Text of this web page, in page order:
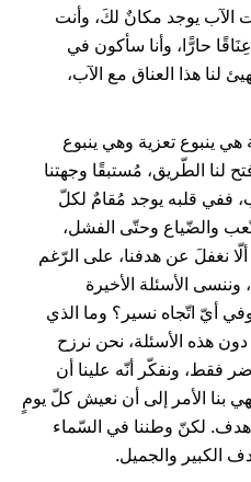
الآب يوجد مكانٌ لكَ، وأنت
حارًّا، وأنا سأكون في
لنا هذا العناق مع الآب،
هي ينبوع تعزية وهي ينبوع
لنا الطّريق، مُستبقًا وجهتنا
ففي قلبه يوجد مُقامٌ لكلّ
والضّياع وحتّى الفشل،
ألّا نغفلَ عن هدفنا، على الرّغم
وننسى الأسئلة الأخيرة
أيّ اتّجاه نسير؟ وما الذي
هذه الأسئلة، نحن نرزح
فقط، ونفكّر أنّه علينا أن
بنا الأمر إلى أن نعيش كلّ يومٍ
لكنّ وطننا في السّماء